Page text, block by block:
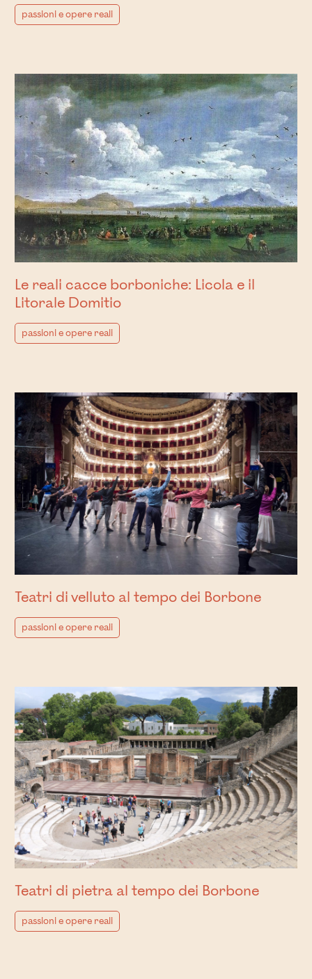
passioni e opere reali
Le reali cacce borboniche: Licola e il
Litorale Domitio
passioni e opere reali
Teatri di velluto al tempo dei Borbone
passioni e opere reali
Teatri di pietra al tempo dei Borbone
passioni e opere reali